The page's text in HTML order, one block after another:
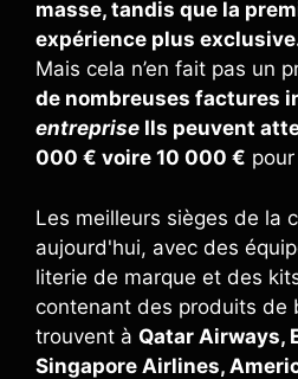
masse, tandis que la
expérience plus
Mais cela n’en fait pas un
de nombreuses factures
entreprise Ils peuvent
000 € voire 10 000 €
Les meilleurs sièges de la
aujourd'hui, avec des
literie de marque et des
contenant des produits de
trouvent à Qatar Airways,
Singapore Airlines,